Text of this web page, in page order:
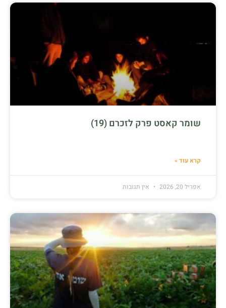
שומר קאסט פרק לזכרם (19)
קרא עוד »
אפריל 20, 2026 אין תגובות